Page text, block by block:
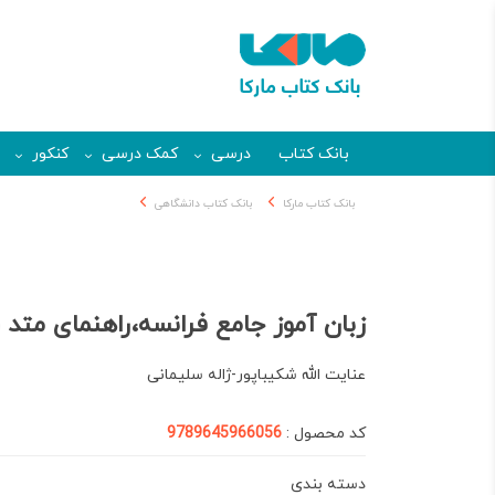
بانک کتاب درسی کمک درسی کنکور
بانک کتاب مارکا بانک کتاب دانشگاهی
زبان آموز جامع فرانسه،راهنمای
عنایت الله شکیباپور-ژاله سلیمانی
کد محصول : 9789645966056
دسته بندی